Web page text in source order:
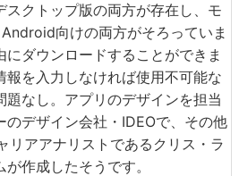
スクトップ版の両方が存在し、モ
向けの両方がそろっていま
ダウンロードすることができま
報を入力しなければ使用不可能な
なし。アプリのデザインを担当
のデザイン会社・IDEOで、その他
リアアナリストであるクリス・ラ
作成したそうです。